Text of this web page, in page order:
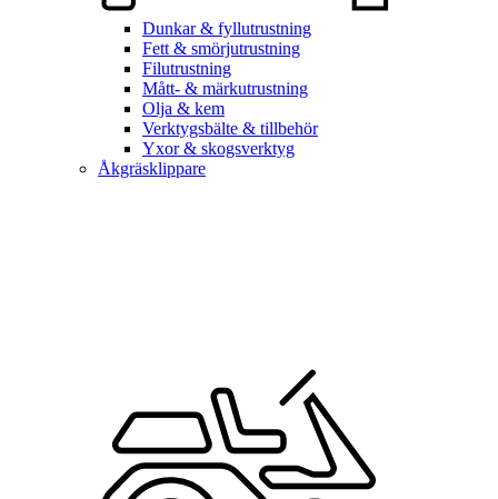
Dunkar & fyllutrustning
Fett & smörjutrustning
Filutrustning
Mått- & märkutrustning
Olja & kem
Verktygsbälte & tillbehör
Yxor & skogsverktyg
Åkgräsklippare